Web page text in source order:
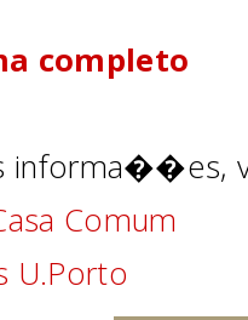
completo
informa��es,
Comum
U.Porto